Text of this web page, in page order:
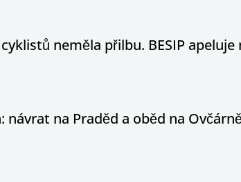
neměla přilbu. BESIP
na Praděd a oběd na